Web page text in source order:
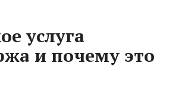
услуга
и почему это